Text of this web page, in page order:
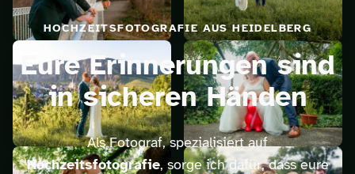
HOCHZEITSFOTOGRAFIE AUS HEIDELBERG
Eure Erinnerungen sind
in sicheren Händen
Als Fotograf, spezialisiert auf
Hochzeitsfotografie, sorge ich dafür, dass eure